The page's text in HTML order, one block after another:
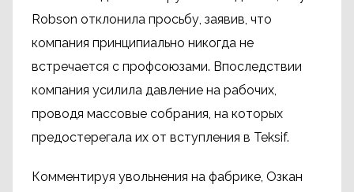
Robson отклонила просьбу, заявив, что
компания принципиально никогда не
встречается с профсоюзами. Впоследствии
компания усилила давление на рабочих,
проводя массовые собрания, на которых
предостерегала их от вступления в Teksif.
Комментируя увольнения на фабрике, Озкан